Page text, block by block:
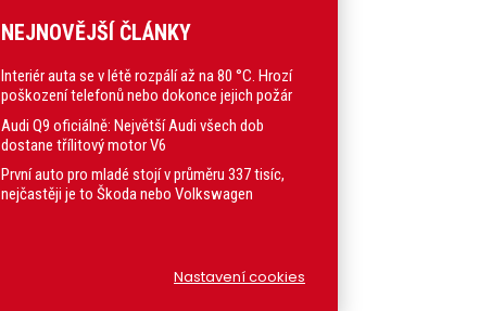
NEJNOVĚJŠÍ ČLÁNKY
Interiér auta se v létě rozpálí až na 80 °C. Hrozí
poškození telefonů nebo dokonce jejich požár
Audi Q9 oficiálně: Největší Audi všech dob
dostane třílitový motor V6
První auto pro mladé stojí v průměru 337 tisíc,
nejčastěji je to Škoda nebo Volkswagen
Nastavení cookies